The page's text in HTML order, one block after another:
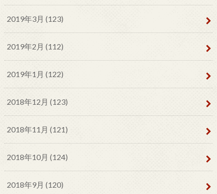
2019年3月 (123)
2019年2月 (112)
2019年1月 (122)
2018年12月 (123)
2018年11月 (121)
2018年10月 (124)
2018年9月 (120)